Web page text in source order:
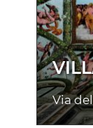
Via